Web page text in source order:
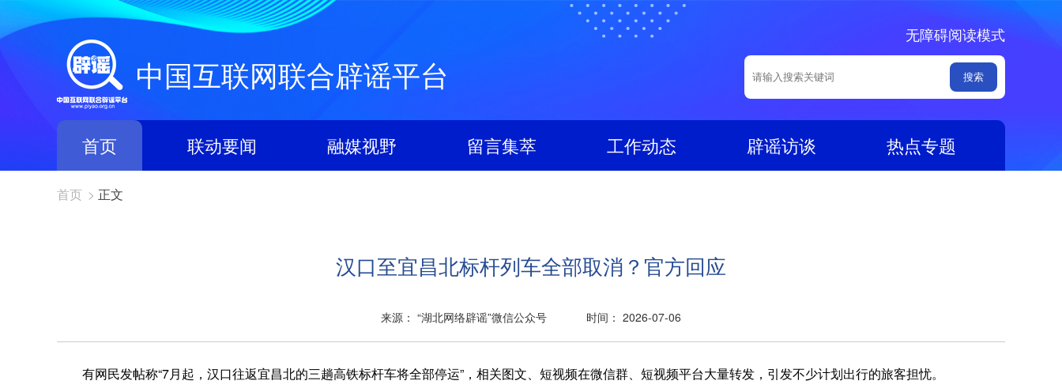
无障碍阅读模式
中国互联网联合辟谣平台
首页 联动要闻 融媒视野 留言集萃 工作动态 辟谣访谈 热点专题
首页 > 正文
汉口至宜昌北标杆列车全部取消？官方回应
来源： “湖北网络辟谣”微信公众号 时间： 2026-07-06
有网民发帖称“7月起，汉口往返宜昌北的三趟高铁标杆车将全部停运”，相关图文、短视频在微信群、短视频平台大量转发，引发不少计划出行的旅客担忧。